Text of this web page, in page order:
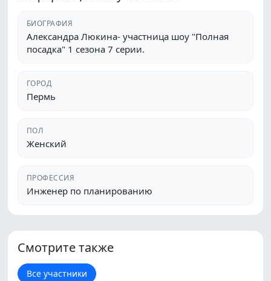
БИОГРАФИЯ
Александра Люкина- участница шоу "Полная
посадка" 1 сезона 7 серии.
ГОРОД
Пермь
ПОЛ
Женский
ПРОФЕССИЯ
Инженер по планированию
Смотрите также
Все участники